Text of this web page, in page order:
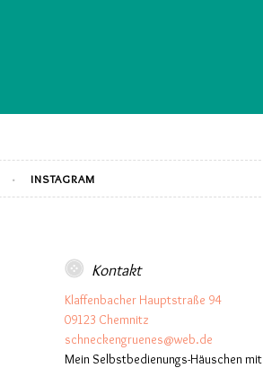
INSTAGRAM
Kontakt
Klaffenbacher Hauptstraße 94
09123 Chemnitz
schneckengruenes@web.de
Mein Selbstbedienungs-Häuschen mit